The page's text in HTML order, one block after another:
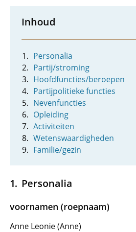
Inhoud
Personalia
Partij/stroming
Hoofdfuncties/beroepen
Partijpolitieke functies
Nevenfuncties
Opleiding
Activiteiten
Wetenswaardigheden
Familie/gezin
Personalia
voornamen (roepnaam)
Anne Leonie (Anne)